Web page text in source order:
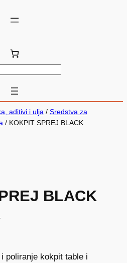
aditivi i ulja/ Sredstva za
/ KOKPIT SPREJ BLACK
BLACK
poliranje kokpit table i